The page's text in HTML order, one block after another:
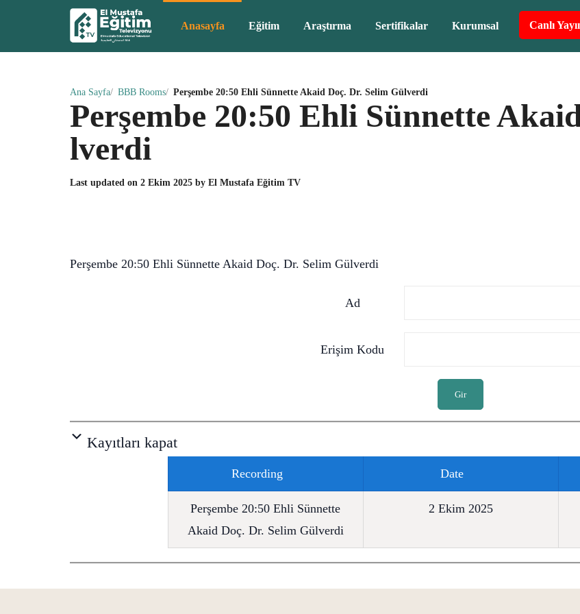
Anasayfa Eğitim Araştırma Sertifikalar Kurumsal Canlı
Ana Sayfa BBB Rooms Perşembe 20:50 Ehli Sünnette Akaid Doç. Dr. Selim Gülverdi
Perşembe 20:50 Ehli Sünnette
lverdi
Last updated on 2 Ekim 2025 by El Mustafa Eğitim TV
Perşembe 20:50 Ehli Sünnette Akaid Doç. Dr. Selim Gülverdi
Ad
Erişim Kodu
Gir
Kayıtları kapat
Recording Date
Perşembe 20:50 Ehli Sünnette
Akaid Doç. Dr. Selim Gülverdi
2 Ekim 2025